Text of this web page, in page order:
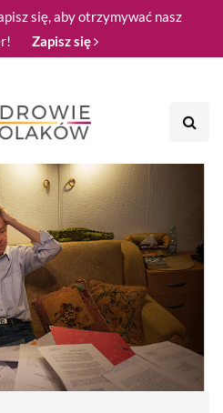
się, aby otrzymywać nasz
Zapisz się